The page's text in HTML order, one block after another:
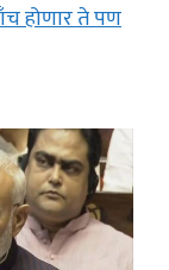
होणार ते पण